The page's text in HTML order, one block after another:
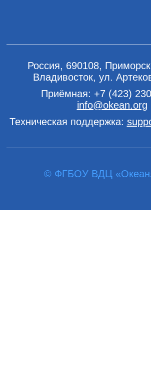
Россия, 690108,
Владивосток, ул.
Приёмная: +7 (423)
info@okean.org
Техническая поддержка:
© ФГБОУ ВДЦ